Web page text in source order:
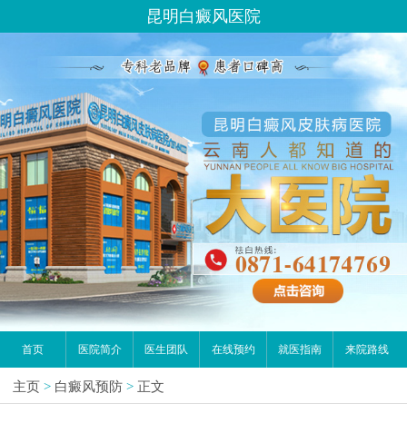
昆明白癜风医院
首页 医院简介 医生团队 在线预约 就医指南 来院路线
主页 > 白癜风预防 > 正文